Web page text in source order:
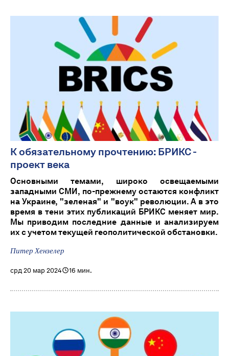
К обязательному прочтению: БРИКС -
проект века
Основными темами, широко освещаемыми
западными СМИ, по-прежнему остаются конфликт
на Украине, "зеленая" и "воук" революции. А в это
время в тени этих публикаций БРИКС меняет мир.
Мы приводим последние данные и анализируем
их с учетом текущей геополитической обстановки.
Питер Хензелер
срд 20 мар 2024 16 мин.